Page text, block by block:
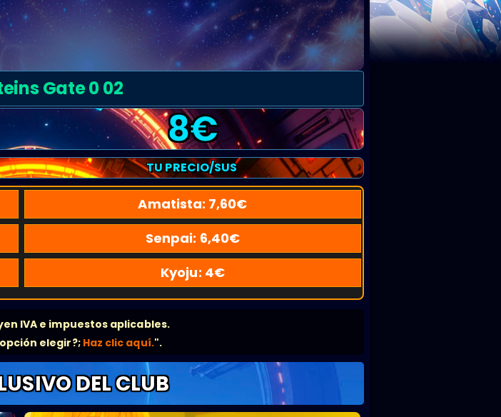
Gate 0 02
8€
TU PRECIO/SUS
Amatista: 7,60€
Senpai: 6,40€
Kyoju: 4€
IVA e impuestos aplicables.
elegir?;Haz clic aquí.".
DEL CLUB